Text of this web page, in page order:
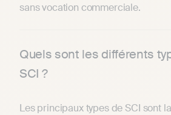
sans vocation commerciale.
Quels sont les différents
SCI ?
Les principaux types de SCI sont